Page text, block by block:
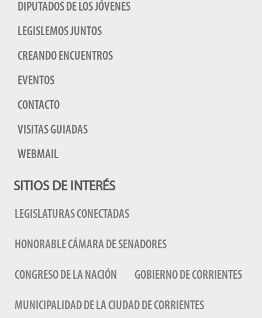
DIPUTADOS DE LOS JÓVENES
LEGISLEMOS JUNTOS
CREANDO ENCUENTROS
EVENTOS
CONTACTO
VISITAS GUIADAS
WEBMAIL
SITIOS DE INTERÉS
LEGISLATURAS CONECTADAS
HONORABLE CÁMARA DE SENADORES
CONGRESO DE LA NACIÓN GOBIERNO DE CORRIENTES
MUNICIPALIDAD DE LA CIUDAD DE CORRIENTES